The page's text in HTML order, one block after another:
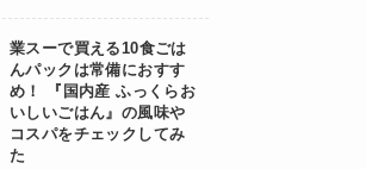
業スーで買える10食ごは
んパックは常備におすす
め！ 『国内産 ふっくらお
いしいごはん』の風味や
コスパをチェックしてみ
た